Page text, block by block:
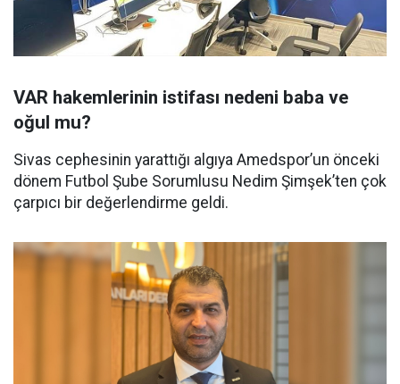
VAR hakemlerinin istifası nedeni baba ve
oğul mu?
Sivas cephesinin yarattığı algıya Amedspor’un önceki
dönem Futbol Şube Sorumlusu Nedim Şimşek’ten çok
çarpıcı bir değerlendirme geldi.